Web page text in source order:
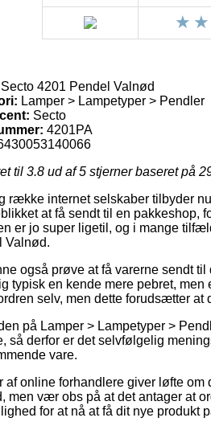
Secto 4201 Pendel Valnød
Lamper > Lampetyper > Pendler
Secto
4201PA
til 3.8 ud af 5 stjerner baseret på
række internet selskaber tilbyder
at få sendt til en pakkeshop,
er jo super ligetil, og i mange
Valnød.
også prøve at få varerne sendt
typisk en kende mere pebret,
selv, men dette forudsætter
på Lamper > Lampetyper >
så derfor er det selvfølgelig
vare.
af online forhandlere giver løfte
men vær obs på at det antager at
for at nå at få dit nye produkt